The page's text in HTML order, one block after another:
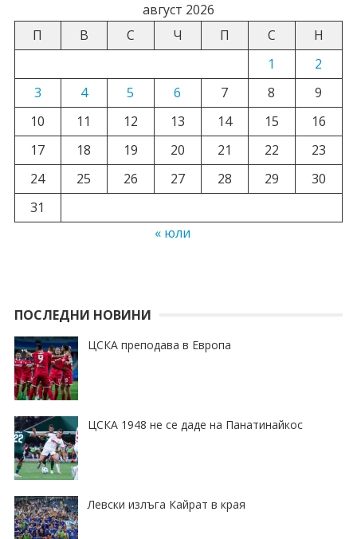
август 2026
П
В С Ч П С
Н
1
2
3
4 5 6 7 8
9
10
11 12 13 14 15
16
17
18 19 20 21 22
23
24
25 26 27 28 29
30
31
« юли
ПОСЛЕДНИ НОВИНИ
ЦСКА преподава в Европа
ЦСКА 1948 не се даде на Панатинайкос
Левски излъга Кайрат в края